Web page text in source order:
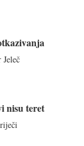
Jeleč
nisu teret